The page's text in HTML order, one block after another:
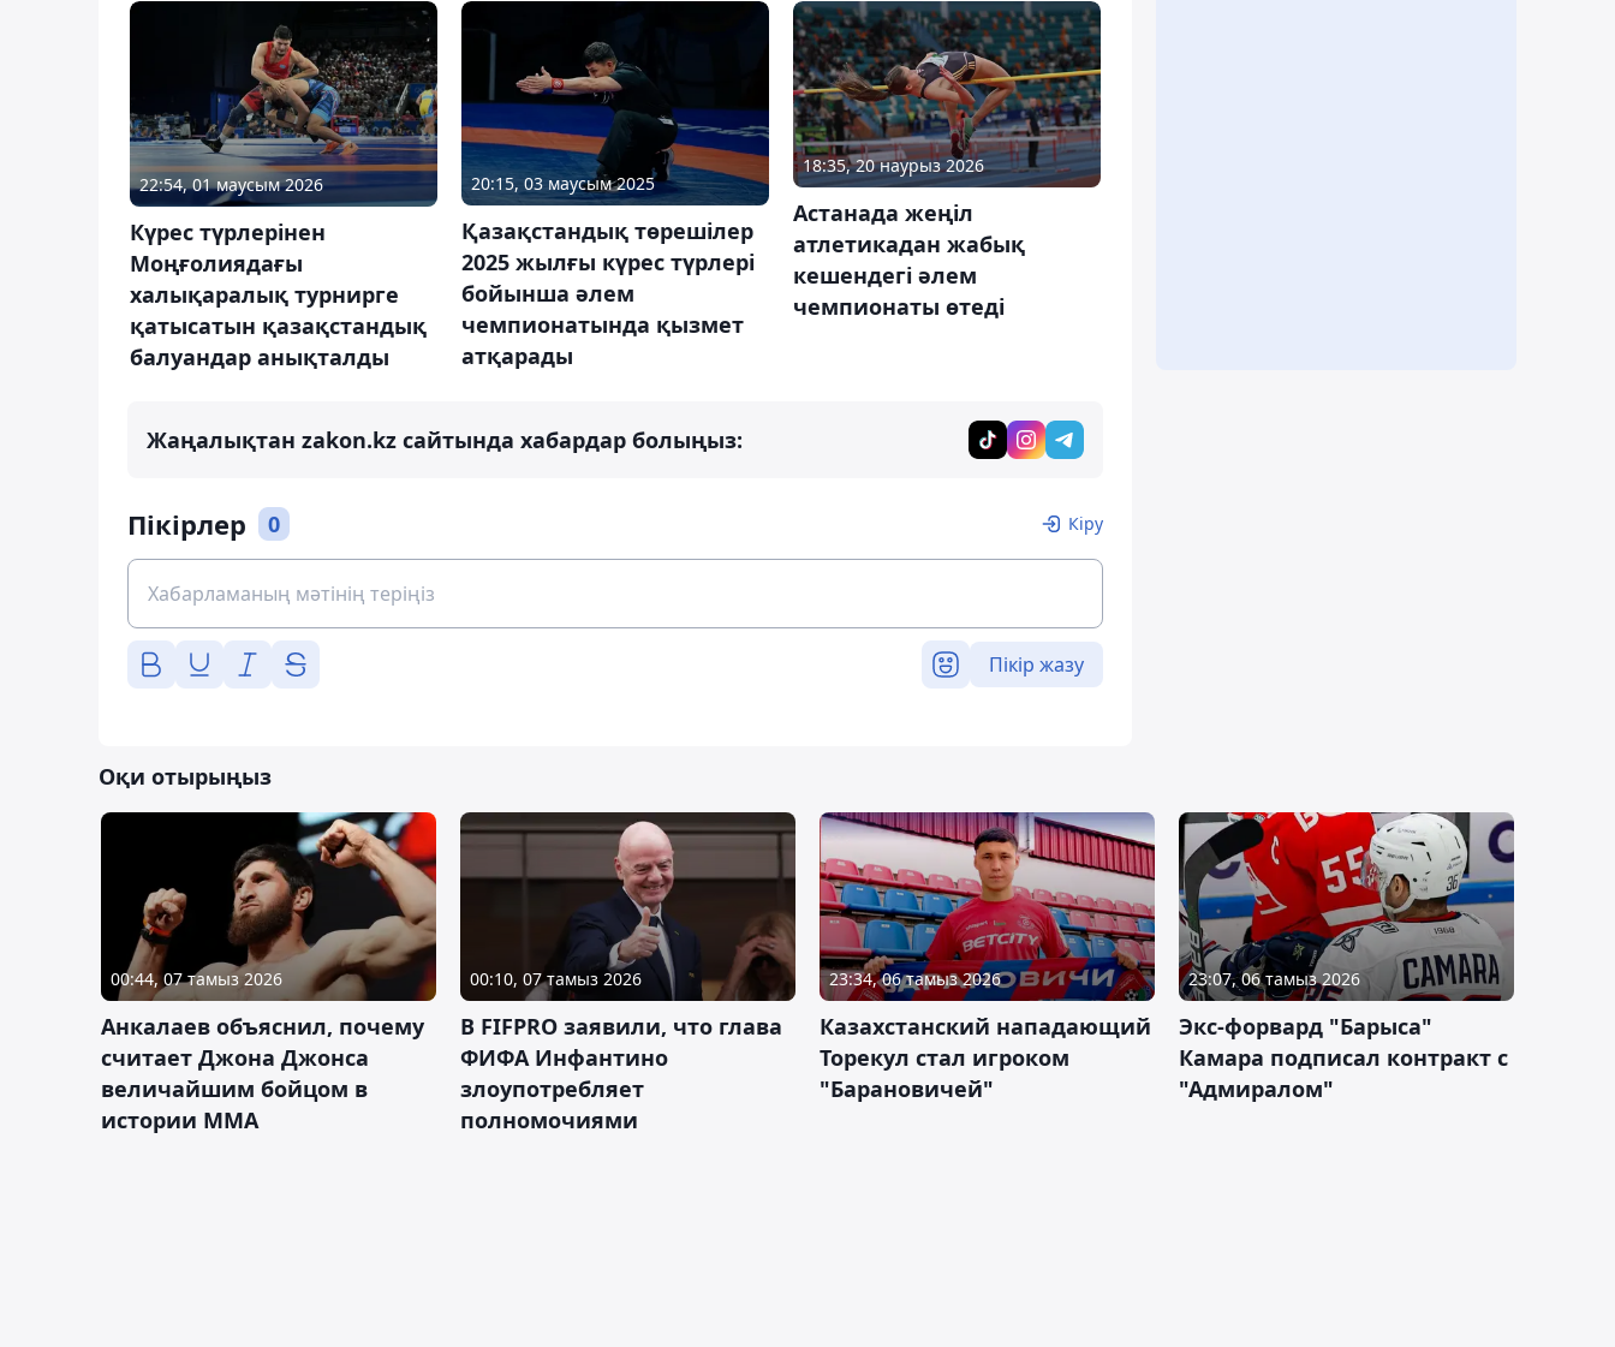
22:54, 01 маусым 2026
Күрес түрлерінен
Моңғолиядағы
халықаралық турнирге
қатысатын қазақстандық
балуандар анықталды
20:15, 03 маусым 2025
Қазақстандық төрешілер
2025 жылғы күрес түрлері
бойынша әлем
чемпионатында қызмет
атқарады
18:35, 20 наурыз 2026
Астанада жеңіл
атлетикадан жабық
кешендегі әлем
чемпионаты өтеді
Жаңалықтан zakon.kz сайтында хабардар болыңыз:
Пікірлер 0 Кіру
Пікір жазу
Оқи отырыңыз
00:44, 07 тамыз 2026
Анкалаев объяснил, почему
считает Джона Джонса
величайшим бойцом в
истории ММА
00:10, 07 тамыз 2026
В FIFPRO заявили, что глава
ФИФА Инфантино
злоупотребляет
полномочиями
23:34, 06 тамыз 2026
Казахстанский нападающий
Торекул стал игроком
"Барановичей"
23:07, 06 тамыз 2026
Экс-форвард "Барыса"
Камара подписал контракт с
"Адмиралом"